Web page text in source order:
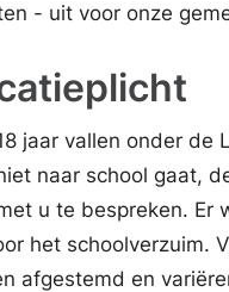
- uit voor onze
jaar vallen onder
naar school gaat,
u te bespreken.
het schoolverzuim.
afgestemd en